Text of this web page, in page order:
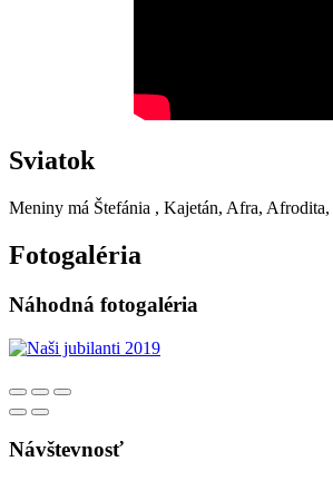
Sviatok
Meniny má Štefánia , Kajetán, Afra, Afrodita,
Fotogaléria
Náhodná fotogaléria
Návštevnosť